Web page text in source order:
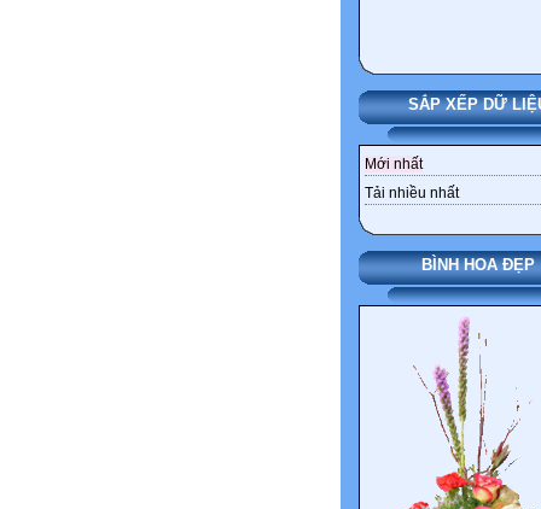
SẮP XẾP DỮ
Mới nhất
Tải nhiều nhất
BÌNH HOA ĐẸP